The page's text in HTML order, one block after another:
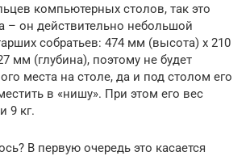
компьютерных столов, так это
– он действительно небольшой
собратьев: 474 мм (высота) х 210
мм (глубина), поэтому не будет
места на столе, да и под столом его
в «нишу». При этом его вес
9 кг.
В первую очередь это касается